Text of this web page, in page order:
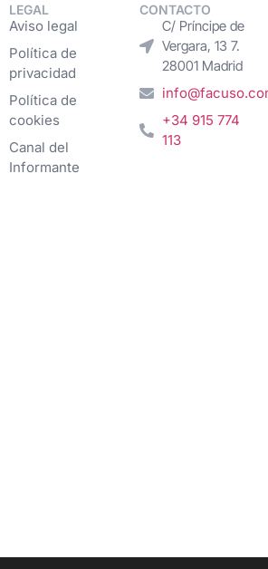
LEGAL
Aviso legal
Política de
privacidad
Política de
cookies
Canal del
Informante
CONTACTO
C/ Príncipe de
Vergara, 13 7.
28001 Madrid
+34 915 774
113